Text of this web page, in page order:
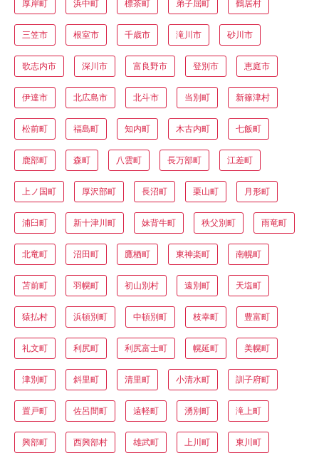
厚岸町 浜中町 標茶町 弟子屈町 鶴居村
三笠市 根室市 千歳市 滝川市 砂川市
歌志内市 深川市 富良野市 登別市 恵庭市
伊達市 北広島市 北斗市 当別町 新篠津村
松前町 福島町 知内町 木古内町 七飯町
鹿部町 森町 八雲町 長万部町 江差町
上ノ国町 厚沢部町 長沼町 栗山町 月形町
浦臼町 新十津川町 妹背牛町 秩父別町 雨竜町
北竜町 沼田町 鷹栖町 東神楽町 南幌町
苫前町 羽幌町 初山別村 遠別町 天塩町
猿払村 浜頓別町 中頓別町 枝幸町 豊富町
礼文町 利尻町 利尻富士町 幌延町 美幌町
津別町 斜里町 清里町 小清水町 訓子府町
置戸町 佐呂間町 遠軽町 湧別町 滝上町
興部町 西興部村 雄武町 上川町 東川町